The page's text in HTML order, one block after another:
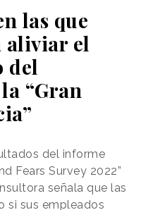
las que
aliviar el
del
“Gran
del informe
Fears Survey 2022”
señala que las
si sus empleados